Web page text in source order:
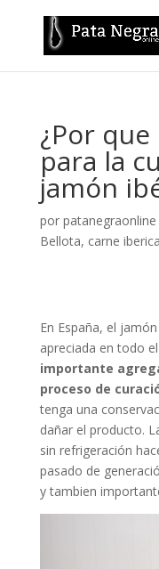
¿Por
para la
jamón
por patanegraonline
Bellota, carne iberica
En España, el
apreciada en todo
importante
proceso de
tenga una
dañar el producto.
sin refrigeración
pasado de
y tambien